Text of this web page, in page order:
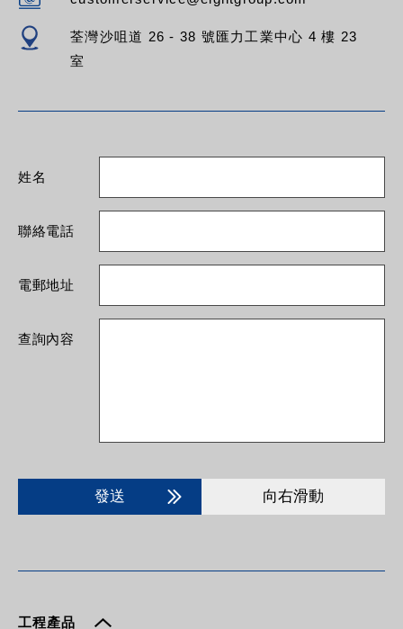
荃灣沙咀道 26 - 38 號匯力工業中心 4 樓 23
室
姓名
聯絡電話
電郵地址
查詢內容
發送 向右滑動
工程產品